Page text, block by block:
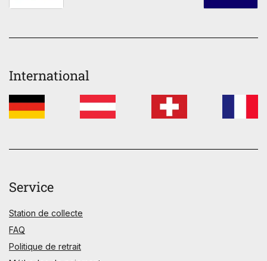
International
Service
Station de collecte
FAQ
Politique de retrait